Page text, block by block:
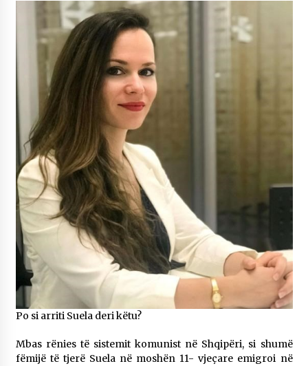
Gazeta Kallarati nr. 114
06/02/2025
Po si arriti Suela deri këtu?
Mbas rënies të sistemit komunist në Shqipëri, si shumë
fëmijë të tjerë Suela në moshën 11- vjeçare emigroi në